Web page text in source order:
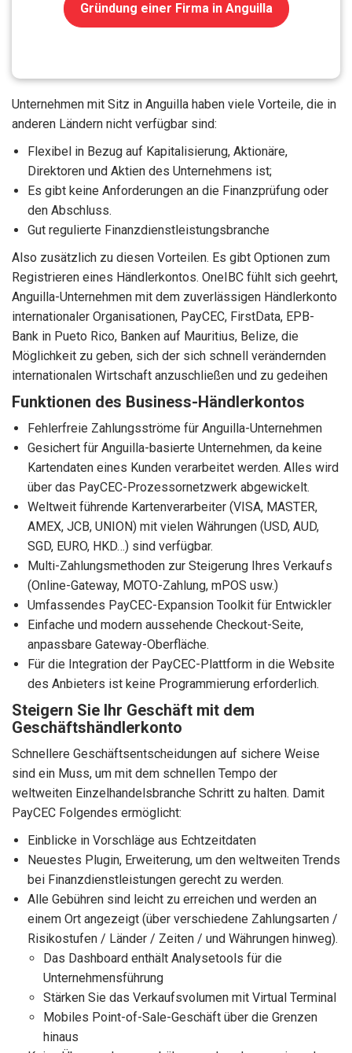
Gründung einer Firma in Anguilla
Unternehmen mit Sitz in Anguilla haben viele Vorteile, die in
anderen Ländern nicht verfügbar sind:
Flexibel in Bezug auf Kapitalisierung, Aktionäre,
Direktoren und Aktien des Unternehmens ist;
Es gibt keine Anforderungen an die Finanzprüfung oder
den Abschluss.
Gut regulierte Finanzdienstleistungsbranche
Also zusätzlich zu diesen Vorteilen. Es gibt Optionen zum
Registrieren eines Händlerkontos. OneIBC fühlt sich geehrt,
Anguilla-Unternehmen mit dem zuverlässigen Händlerkonto
internationaler Organisationen, PayCEC, FirstData, EPB-
Bank in Pueto Rico, Banken auf Mauritius, Belize, die
Möglichkeit zu geben, sich der sich schnell verändernden
internationalen Wirtschaft anzuschließen und zu gedeihen
Funktionen des Business-Händlerkontos
Fehlerfreie Zahlungsströme für Anguilla-Unternehmen
Gesichert für Anguilla-basierte Unternehmen, da keine
Kartendaten eines Kunden verarbeitet werden. Alles wird
über das PayCEC-Prozessornetzwerk abgewickelt.
Weltweit führende Kartenverarbeiter (VISA, MASTER,
AMEX, JCB, UNION) mit vielen Währungen (USD, AUD,
SGD, EURO, HKD…) sind verfügbar.
Multi-Zahlungsmethoden zur Steigerung Ihres Verkaufs
(Online-Gateway, MOTO-Zahlung, mPOS usw.)
Umfassendes PayCEC-Expansion Toolkit für Entwickler
Einfache und modern aussehende Checkout-Seite,
anpassbare Gateway-Oberfläche.
Für die Integration der PayCEC-Plattform in die Website
des Anbieters ist keine Programmierung erforderlich.
Steigern Sie Ihr Geschäft mit dem
Geschäftshändlerkonto
Schnellere Geschäftsentscheidungen auf sichere Weise
sind ein Muss, um mit dem schnellen Tempo der
weltweiten Einzelhandelsbranche Schritt zu halten. Damit
PayCEC Folgendes ermöglicht:
Einblicke in Vorschläge aus Echtzeitdaten
Neuestes Plugin, Erweiterung, um den weltweiten Trends
bei Finanzdienstleistungen gerecht zu werden.
Alle Gebühren sind leicht zu erreichen und werden an
einem Ort angezeigt (über verschiedene Zahlungsarten /
Risikostufen / Länder / Zeiten / und Währungen hinweg).
Das Dashboard enthält Analysetools für die
Unternehmensführung
Stärken Sie das Verkaufsvolumen mit Virtual Terminal
Mobiles Point-of-Sale-Geschäft über die Grenzen
hinaus